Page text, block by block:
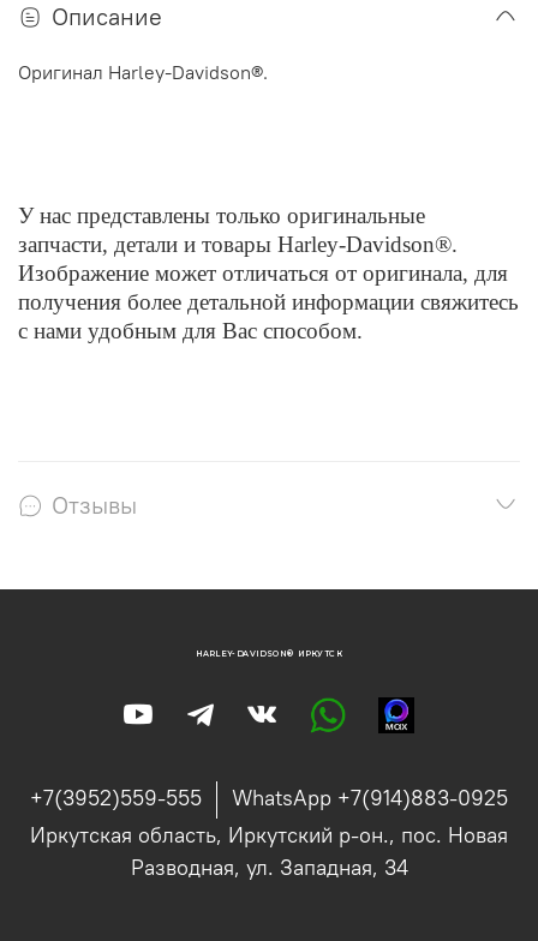
Описание
Оригинал Harley-Davidson®.
У нас представлены только оригинальные
запчасти, детали и товары Harley-Davidson®.
Изображение может отличаться от оригинала, для
получения более детальной информации свяжитесь
с нами удобным для Вас способом.
Отзывы
+7(3952)559-555
WhatsApp +7(914)883-0925
Иркутская область, Иркутский р-он., пос. Новая
Разводная, ул. Западная, 34
HARLEY-DAVIDSON® ИРКУТСК